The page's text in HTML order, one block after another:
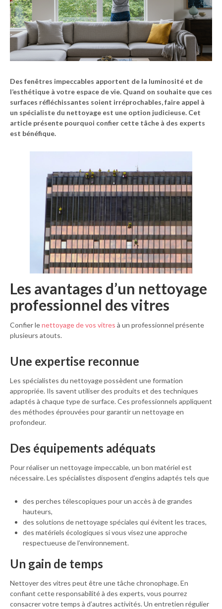
Des fenêtres impeccables apportent de la luminosité et de
l’esthétique à votre espace de vie. Quand on souhaite que ces
surfaces réfléchissantes soient irréprochables, faire appel à
un spécialiste du nettoyage est une option judicieuse. Cet
article présente pourquoi confier cette tâche à des experts
est bénéfique.
Les avantages d’un nettoyage
professionnel des vitres
Confier lenettoyage de vos vitres à un professionnel présente
plusieurs atouts.
Une expertise reconnue
Les spécialistes du nettoyage possèdent une formation
appropriée. Ils savent utiliser des produits et des techniques
adaptés à chaque type de surface. Ces professionnels appliquent
des méthodes éprouvées pour garantir un nettoyage en
profondeur.
Des équipements adéquats
Pour réaliser un nettoyage impeccable, un bon matériel est
nécessaire. Les spécialistes disposent d’engins adaptés tels que
des perches télescopiques pour un accès à de grandes
hauteurs,
des solutions de nettoyage spéciales qui évitent les traces,
des matériels écologiques si vous visez une approche
respectueuse de l’environnement.
Un gain de temps
Nettoyer des vitres peut être une tâche chronophage. En
confiant cette responsabilité à des experts, vous pourrez
consacrer votre temps à d’autres activités. Un entretien régulier